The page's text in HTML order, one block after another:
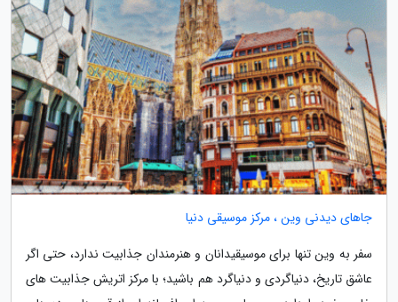
جاهای دیدنی وین ، مرکز موسیقی دنیا
سفر به وین تنها برای موسیقیدانان و هنرمندان جذابیت ندارد، حتی اگر
عاشق تاریخ، دنیاگردی و دنیاگرد هم باشید؛ با مرکز اتریش جذابیت های